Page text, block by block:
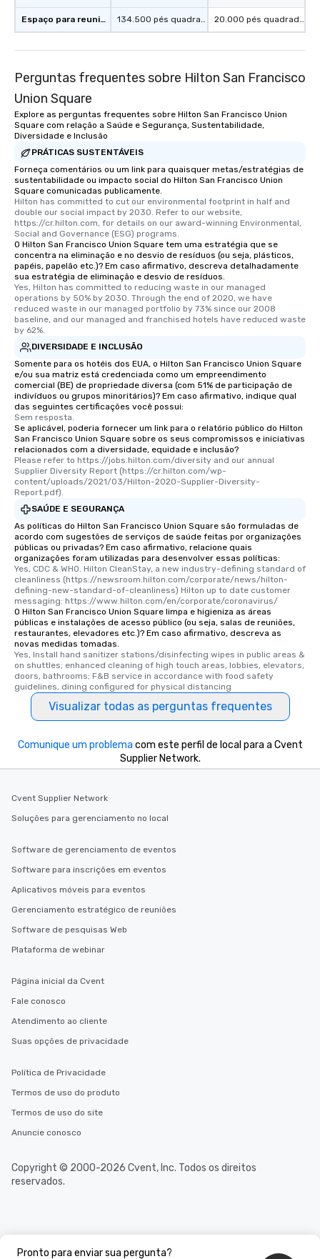
Espaço para reuniões
Perguntas frequentes sobre Hilton San Francisco
Union Square
Explore as perguntas frequentes sobre Hilton San Francisco Union
Square com relação a Saúde e Segurança, Sustentabilidade,
Diversidade e Inclusão
PRÁTICAS SUSTENTÁVEIS
Forneça comentários ou um link para quaisquer metas/estratégias de
sustentabilidade ou impacto social do Hilton San Francisco Union
Square comunicadas publicamente.
Hilton has committed to cut our environmental footprint in half and
double our social impact by 2030. Refer to our website,
https://cr.hilton.com, for details on our award-winning Environmental,
Social and Governance (ESG) programs.
O Hilton San Francisco Union Square tem uma estratégia que se
concentra na eliminação e no desvio de resíduos (ou seja, plásticos,
papéis, papelão etc.)? Em caso afirmativo, descreva detalhadamente
sua estratégia de eliminação e desvio de resíduos.
Yes, Hilton has committed to reducing waste in our managed
operations by 50% by 2030. Through the end of 2020, we have
reduced waste in our managed portfolio by 73% since our 2008
baseline, and our managed and franchised hotels have reduced waste
by 62%.
DIVERSIDADE E INCLUSÃO
Somente para os hotéis dos EUA, o Hilton San Francisco Union Square
e/ou sua matriz está credenciada como um empreendimento
comercial (BE) de propriedade diversa (com 51% de participação de
indivíduos ou grupos minoritários)? Em caso afirmativo, indique qual
das seguintes certificações você possui:
Sem resposta.
Se aplicável, poderia fornecer um link para o relatório público do Hilton
San Francisco Union Square sobre os seus compromissos e iniciativas
relacionados com a diversidade, equidade e inclusão?
Please refer to https://jobs.hilton.com/diversity and our annual
Supplier Diversity Report (https://cr.hilton.com/wp-
content/uploads/2021/03/Hilton-2020-Supplier-Diversity-
Report.pdf).
SAÚDE E SEGURANÇA
As políticas do Hilton San Francisco Union Square são formuladas de
acordo com sugestões de serviços de saúde feitas por organizações
públicas ou privadas? Em caso afirmativo, relacione quais
organizações foram utilizadas para desenvolver essas políticas:
Yes, CDC & WHO. Hilton CleanStay, a new industry-defining standard of
cleanliness (https://newsroom.hilton.com/corporate/news/hilton-
defining-new-standard-of-cleanliness) Hilton up to date customer
messaging: https://www.hilton.com/en/corporate/coronavirus/
O Hilton San Francisco Union Square limpa e higieniza as áreas
públicas e instalações de acesso público (ou seja, salas de reuniões,
restaurantes, elevadores etc.)? Em caso afirmativo, descreva as
novas medidas tomadas.
Yes, Install hand sanitizer stations/disinfecting wipes in public areas &
on shuttles; enhanced cleaning of high touch areas, lobbies, elevators,
doors, bathrooms; F&B service in accordance with food safety
guidelines, dining configured for physical distancing
Visualizar todas as perguntas frequentes
Pronto para enviar sua pergunta?
Comunique um problema com este perfil de local para a Cvent
Supplier Network.
Cvent Supplier Network
Soluções para gerenciamento no local
Software de gerenciamento de eventos
Software para inscrições em eventos
Aplicativos móveis para eventos
Gerenciamento estratégico de reuniões
Software de pesquisas Web
Plataforma de webinar
Página inicial da Cvent
Fale conosco
Atendimento ao cliente
Suas opções de privacidade
Política de Privacidade
Termos de uso do produto
Termos de uso do site
Anuncie conosco
Copyright © 2000-2026 Cvent, Inc. Todos os direitos
reservados.